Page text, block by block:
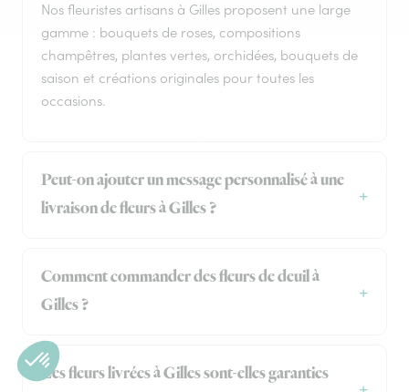
Nos fleuristes artisans à Gilles proposent une large
gamme : bouquets de roses, compositions
champêtres, plantes vertes, orchidées, bouquets de
saison et créations originales pour toutes les
occasions.
Peut-on ajouter un message personnalisé à une
livraison de fleurs à Gilles ?
Comment commander des fleurs de deuil à
Gilles ?
Les fleurs livrées à Gilles sont-elles garanties